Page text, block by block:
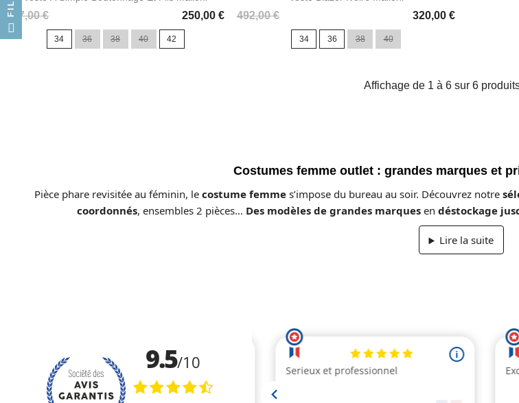
497,00 € 250,00 €
Prix
34 36 38 40 42
492,00 € 320,00 €
Prix
34 36 38 40
Affichage de 1 à 6 sur 6
Costumes femme outlet : grandes marques et
Pièce phare revisitée au féminin, le costume femme s’impose du bureau au soir. Découvrez notre
coordonnés, ensembles 2 pièces… Des modèles de grandes marquesen déstockage
Lire la suite